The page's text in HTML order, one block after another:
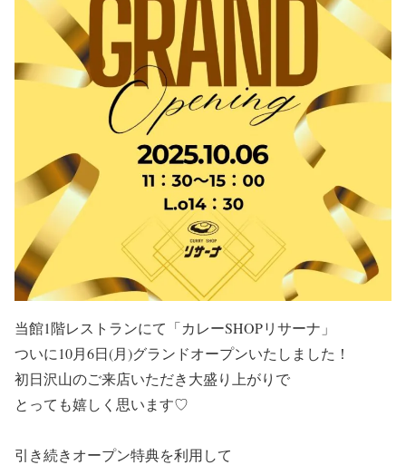
当館1階レストランにて「カレーSHOPリサーナ」
ついに10月6日(月)グランドオープンいたしました！
初日沢山のご来店いただき大盛り上がりで
とっても嬉しく思います♡
引き続きオープン特典を利用して